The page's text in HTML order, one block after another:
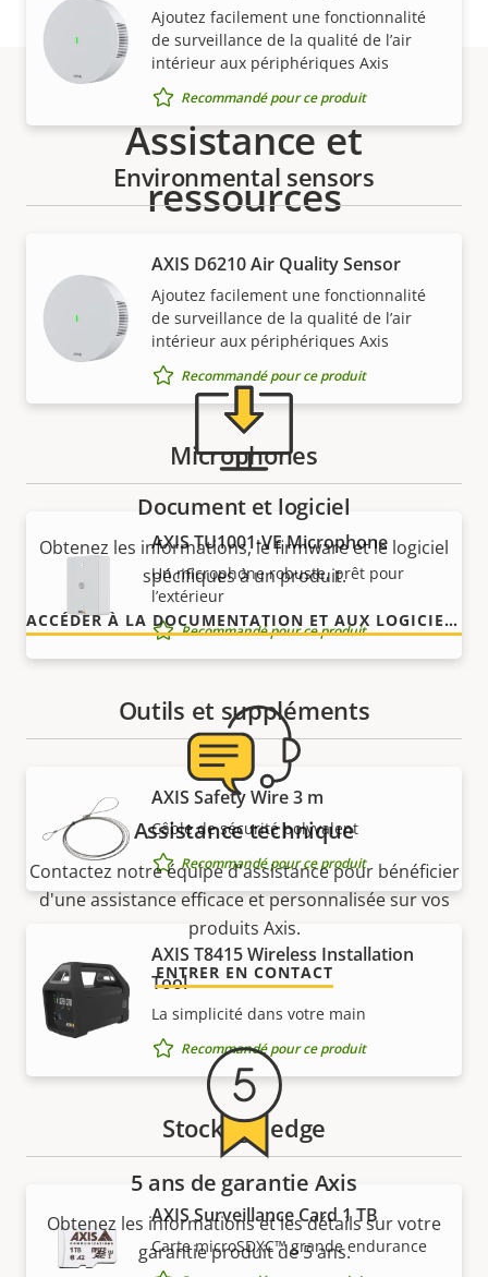
Ajoutez facilement une fonctionnalité
de surveillance de la qualité de l’air
intérieur aux périphériques Axis
Recommandé pour ce produit
Environmental sensors
AXIS D6210 Air Quality Sensor
Ajoutez facilement une fonctionnalité
de surveillance de la qualité de l’air
intérieur aux périphériques Axis
Recommandé pour ce produit
Microphones
AXIS TU1001-VE Microphone
Un microphone robuste, prêt pour
l’extérieur
Recommandé pour ce produit
Outils et suppléments
AXIS Safety Wire 3 m
Câble de sécurité polyvalent
Recommandé pour ce produit
AXIS T8415 Wireless Installation
Tool
La simplicité dans votre main
Recommandé pour ce produit
Stockage edge
AXIS Surveillance Card 1 TB
Carte microSDXC™ grande endurance
Assistance et
ressources
Besoin d'informations sur les produits Axis, le
logiciel ou de l'aide d'un expert ?
Document et logiciel
Obtenez les informations, le firmware et le logiciel
spécifiques à un produit.
ACCÉDER À LA DOCUMENTATION ET AUX LOGICIELS
Assistance technique
Contactez notre équipe d'assistance pour bénéficier
d'une assistance efficace et personnalisée sur vos
produits Axis.
ENTRER EN CONTACT
5 ans de garantie Axis
Obtenez les informations et les détails sur votre
garantie produit de 5 ans.